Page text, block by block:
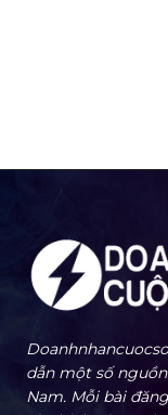
dẫn một số
Nam. Mỗi bài